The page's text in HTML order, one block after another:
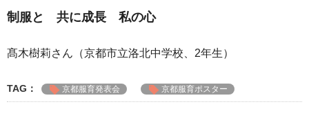
制服と 共に成長 私の心
髙木樹莉さん（京都市立洛北中学校、2年生）
TAG： 京都服育発表会 京都服育ポスター